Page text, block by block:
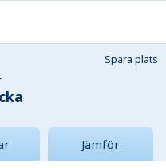
Spara plats
Jämför